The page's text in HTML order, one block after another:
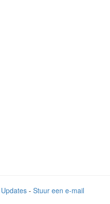
Updates- Stuur een e-mail